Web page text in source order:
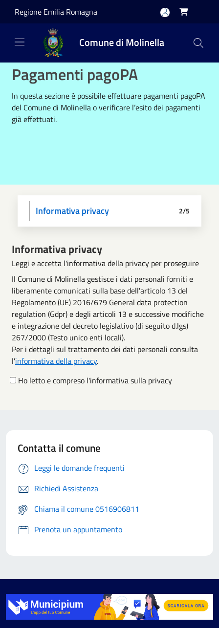
Regione Emilia Romagna 
Comune di Molinella
Pagamenti pagoPA
In questa sezione è possibile effettuare pagamenti pagoPA
del Comune di Molinella o verificare l’esito dei pagamenti
già effettuati.
Scegli operazione
Informativa privacy
Dati anagrafici
Paga
Riepilogo 2/5
Informativa privacy
Leggi e accetta l'informativa della privacy per proseguire
Il Comune di Molinella gestisce i dati personali forniti e
liberamente comunicati sulla base dell'articolo 13 del
Regolamento (UE) 2016/679 General data protection
regulation (Gdpr) e degli articoli 13 e successive modifiche
e integrazione del decreto legislativo (di seguito d.lgs)
267/2000 (Testo unico enti locali).
Per i dettagli sul trattamento dei dati personali consulta
l'informativa della privacy.
Ho letto e compreso l'informativa sulla privacy
Contatta il comune
Leggi le domande frequenti
Richiedi Assistenza
Chiama il comune 0516906811
Prenota un appuntamento